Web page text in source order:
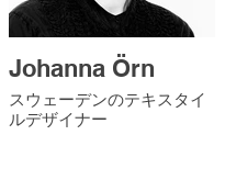
Johanna Örn
スウェーデンのテキスタイ
ルデザイナー